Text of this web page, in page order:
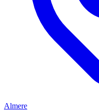
Almere